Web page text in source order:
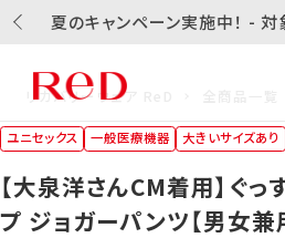
夏のキャンペーン実施中！ -
リカバリーウェア ReD
ユニセックス 一般医療機器 大きいサイズあり
【大泉洋さんCM着用】ぐ
プ ジョガーパンツ【男女兼